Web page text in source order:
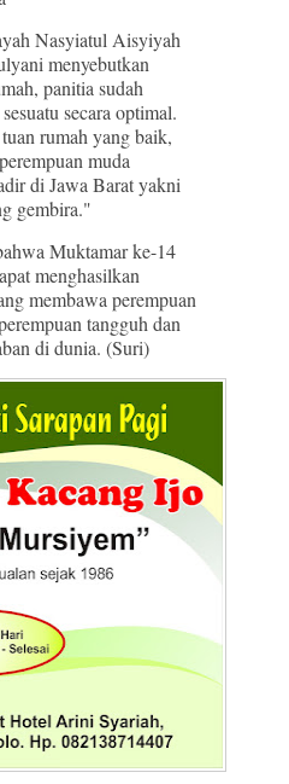
Nasyiatul Aisyiyah
menyebutkan
panitia sudah
secara optimal.
rumah yang baik,
muda
di Jawa Barat yakni
gembira."
Muktamar ke-14
menghasilkan
membawa perempuan
tangguh dan
di dunia. (Suri)